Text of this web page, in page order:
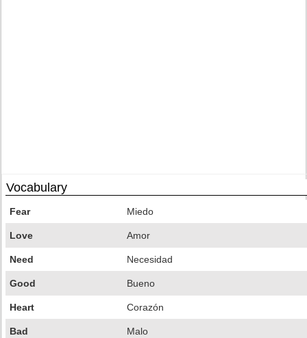
Vocabulary
Fear Miedo
Love Amor
Need Necesidad
Good Bueno
Heart Corazón
Bad Malo